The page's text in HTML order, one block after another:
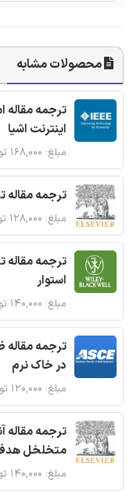
محصولات مشابه
اینترنت اشیا
مبلغ: ۱۶۸,۰۰۰ تومان
ترجمه
مبلغ: ۱۲۸,۰۰۰ تومان
ترجمه مقاله
استوار
مبلغ: ۱۴۰,۰۰۰ تومان
ترجمه
در خاک نرم
مبلغ: ۱۲۰,۰۰۰ تومان
ترجمه مقاله
متخلخل
مبلغ: ۱۴۰,۰۰۰ تومان